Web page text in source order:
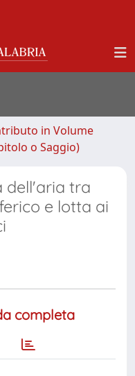
in Volume
o Saggio)
dell'aria tra
e lotta ai
completa